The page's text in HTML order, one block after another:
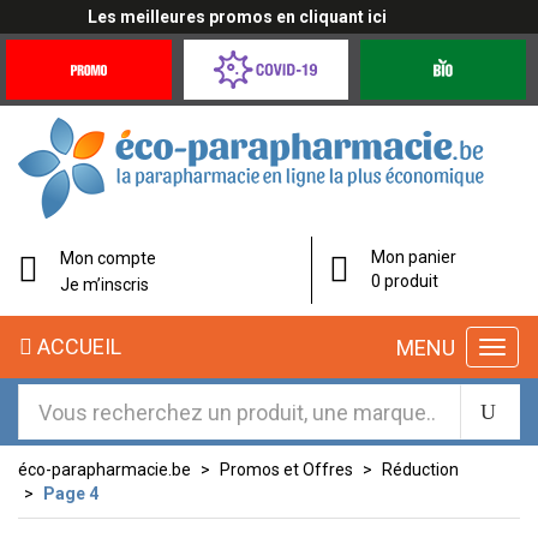
meilleures promos en cliquant ici
Offres
Coronavirus
éco-
parapharmacie.fr
éco-
parapharmacie.fr
Mon compte
Je m’inscris
Mon panier
0 produit
MENU
ACCUEIL
éco-parapharmacie.be Promos et Offres
Réduction
Page 4